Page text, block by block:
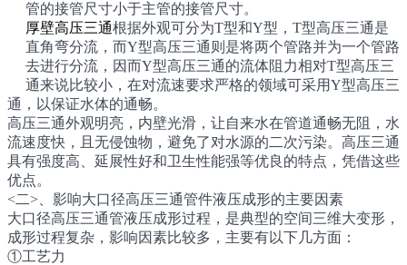
管的接管尺寸小于主管的接管尺寸。
厚壁高压三通根据外观可分为T型和Y型，T型高压三通是
直角弯分流，而Y型高压三通则是将两个管路并为一个管路
去进行分流，因而Y型高压三通的流体阻力相对T型高压三
通来说比较小，在对流速要求严格的领域可采用Y型高压三
通，以保证水体的通畅。
高压三通外观明亮，内壁光滑，让自来水在管道通畅无阻，水
流速度快，且无侵蚀物，避免了对水源的二次污染。高压三通
具有强度高、延展性好和卫生性能强等优良的特点，凭借这些
优点。
<二>、影响大口径高压三通管件液压成形的主要因素
大口径高压三通管液压成形过程，是典型的空间三维大变形，
成形过程复杂，影响因素比较多，主要有以下几方面：
①工艺力